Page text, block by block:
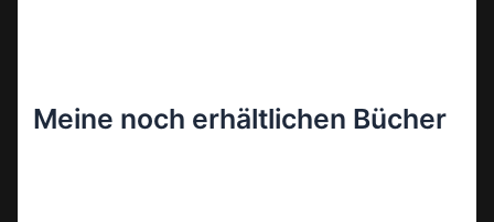
Meine noch erhältlichen Bücher